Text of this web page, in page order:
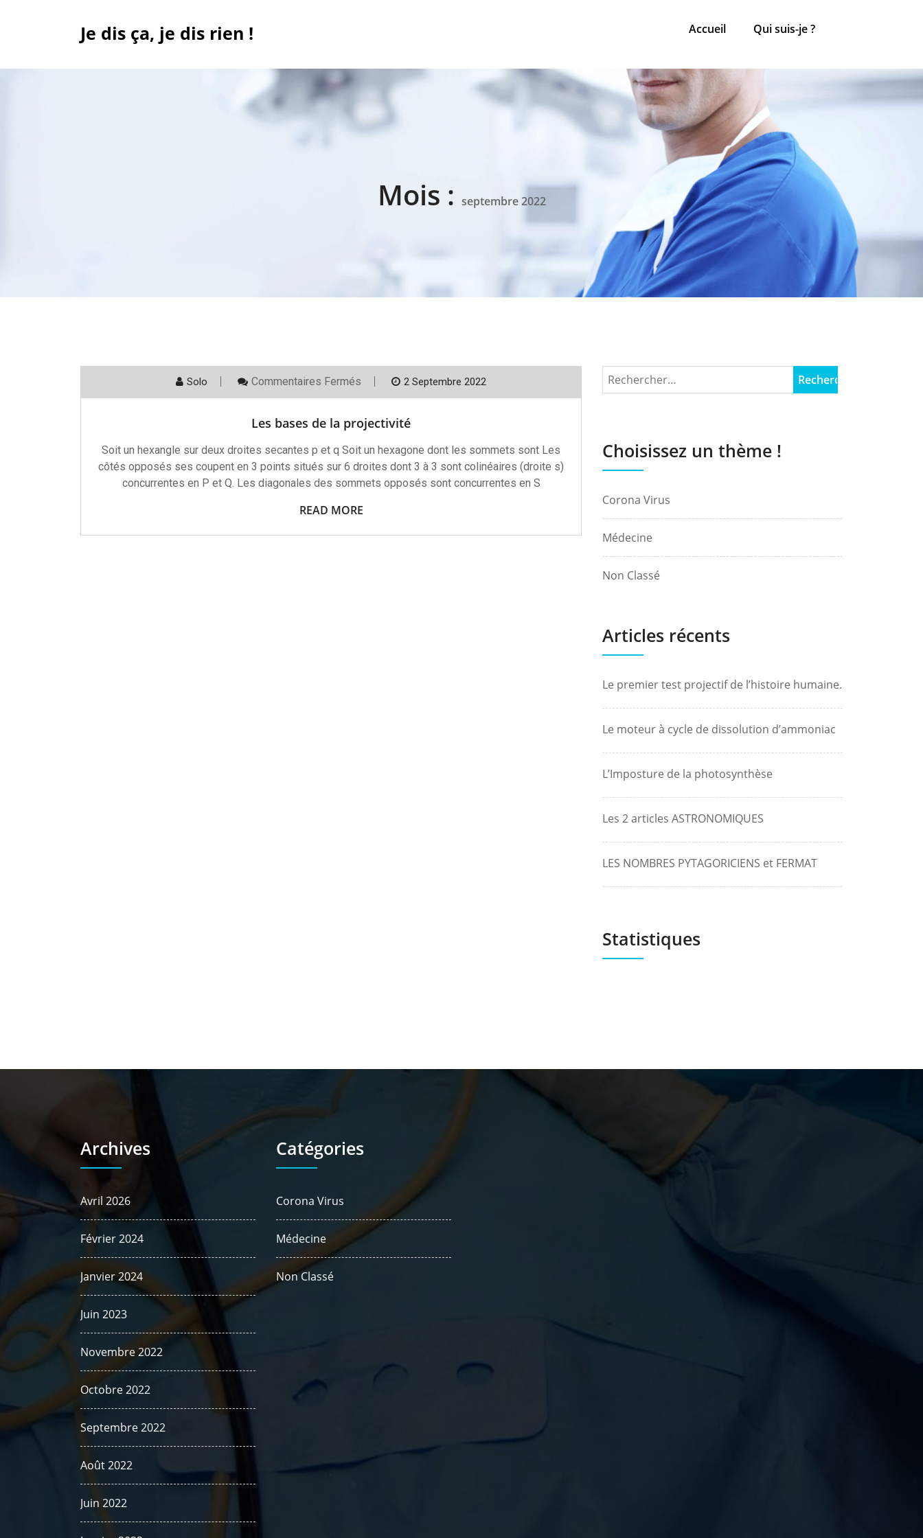
Je dis ça, je dis rien ! Accueil Qui suis-je ?
Mois : septembre 2022
Solo Commentaires Fermés Sur
Bases
La
2 Septembre 2022
Les bases de la projectivité
Soit un hexangle sur deux droites secantes p et q Soit un hexagone dont les sommets sont Les
côtés opposés ses coupent en 3 points situés sur 6 droites dont 3 à 3 sont colinéaires (droite s)
concurrentes en P et Q. Les diagonales des sommets opposés sont concurrentes en S
READ MORE
Choisissez un thème !
Corona Virus
Médecine
Non Classé
Articles récents
Le premier test projectif de l’histoire humaine.
Le moteur à cycle de dissolution d’ammoniac
L’Imposture de la photosynthèse
Les 2 articles ASTRONOMIQUES
LES NOMBRES PYTAGORICIENS et FERMAT
Statistiques
Archives
Avril 2026
Février 2024
Janvier 2024
Juin 2023
Novembre 2022
Octobre 2022
Septembre 2022
Août 2022
Juin 2022
Catégories
Corona Virus
Médecine
Non Classé